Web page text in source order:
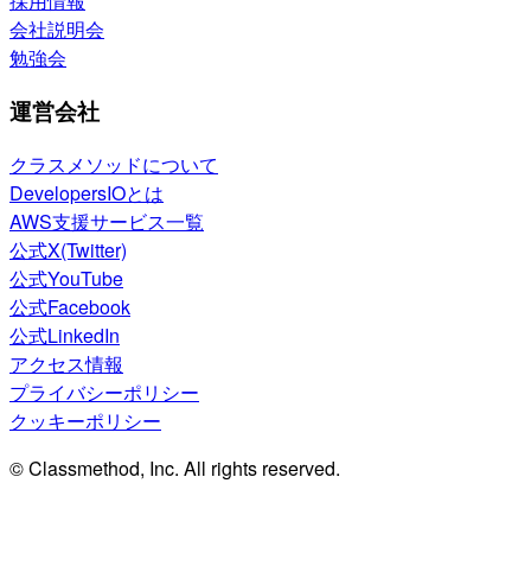
会社説明会
勉強会
運営会社
クラスメソッドについて
DevelopersIOとは
AWS支援サービス一覧
公式X(Twitter)
公式YouTube
公式Facebook
公式LinkedIn
アクセス情報
プライバシーポリシー
クッキーポリシー
© Classmethod, Inc. All rights reserved.